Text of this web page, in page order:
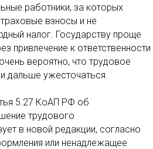
работники, за которых
взносы и не
налог. Государству проще
привлечение к ответственности
вероятно, что трудовое
дальше ужесточаться.
5.27 КоАП РФ об
трудового
в новой редакции, согласно
или ненадлежащее